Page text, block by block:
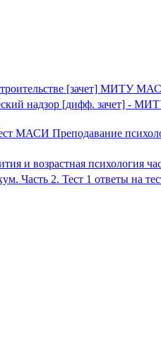
[зачет] МИТУ
надзор [дифф. зачет] -
Преподавание
и возрастная психология
Часть 2. Тест 1 ответы на